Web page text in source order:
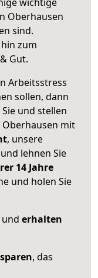
Oberhausen
sind.
zum
Gut.
Arbeitsstress
sollen, dann
und stellen
Oberhausen mit
, unsere
lehnen Sie
14 Jahre
und holen Sie
und erhalten
, das